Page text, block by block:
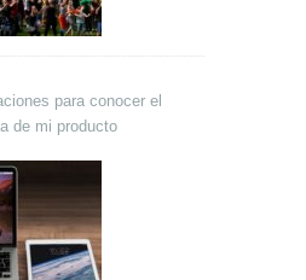
para conocer el
de mi producto